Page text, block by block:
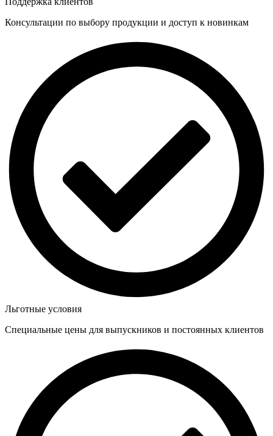
Консультации по выбору продукции и доступ к новинкам
Льготные условия
Специальные цены для выпускников и постоянных клиентов